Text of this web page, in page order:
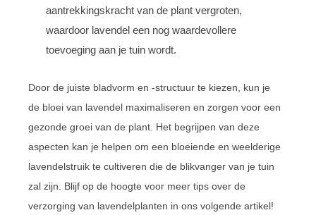
aantrekkingskracht van de plant vergroten,
waardoor lavendel een nog waardevollere
toevoeging aan je tuin wordt.
Door de juiste bladvorm en -structuur te kiezen, kun je
de bloei van lavendel maximaliseren en zorgen voor een
gezonde groei van de plant. Het begrijpen van deze
aspecten kan je helpen om een bloeiende en weelderige
lavendelstruik te cultiveren die de blikvanger van je tuin
zal zijn. Blijf op de hoogte voor meer tips over de
verzorging van lavendelplanten in ons volgende artikel!